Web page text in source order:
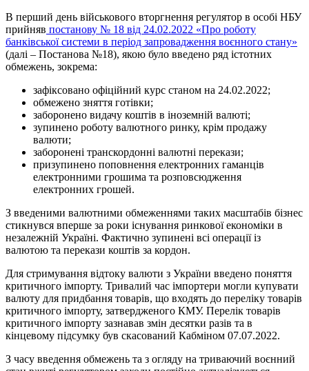
В перший день військового вторгнення регулятор в особі НБУ
прийняв постанову № 18 від 24.02.2022 «Про роботу
банківської системи в період запровадження воєнного стану»
(далі – Постанова №18), якою було введено ряд істотних
обмежень, зокрема:
зафіксовано офіційний курс станом на 24.02.2022;
обмежено зняття готівки;
заборонено видачу коштів в іноземній валюті;
зупинено роботу валютного ринку, крім продажу
валюти;
заборонені транскордонні валютні перекази;
призупинено поповнення електронних гаманців
електронними грошима та розповсюдження
електронних грошей.
З введеними валютними обмеженнями таких масштабів бізнес
стикнувся вперше за роки існування ринкової економіки в
незалежній Україні. Фактично зупинені всі операції із
валютою та перекази коштів за кордон.
Для стримування відтоку валюти з України введено поняття
критичного імпорту. Тривалий час імпортери могли купувати
валюту для придбання товарів, що входять до переліку товарів
критичного імпорту, затвердженого КМУ. Перелік товарів
критичного імпорту зазнавав змін десятки разів та в
кінцевому підсумку був скасований Кабміном 07.07.2022.
З часу введення обмежень та з огляду на триваючий воєнний